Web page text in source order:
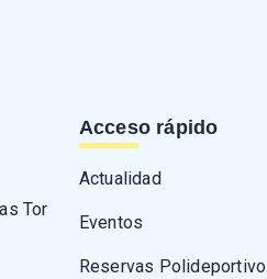
Tor
Acceso rápido
Actualidad
Eventos
Reservas Polideportivo